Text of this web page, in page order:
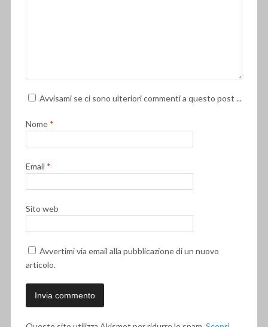
Avvisami se ci sono ulteriori commenti a questo post ...
Nome *
Email *
Sito web
Avvertimi via email alla pubblicazione di un nuovo
articolo.